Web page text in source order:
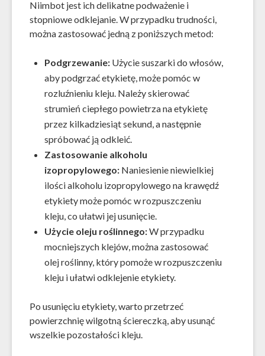
Niimbot jest ich delikatne podważenie i
stopniowe odklejanie. W przypadku trudności,
można zastosować jedną z poniższych metod:
Podgrzewanie: Użycie suszarki do włosów,
aby podgrzać etykietę, może pomóc w
rozluźnieniu kleju. Należy skierować
strumień ciepłego powietrza na etykietę
przez kilkadziesiąt sekund, a następnie
spróbować ją odkleić.
Zastosowanie alkoholu
izopropylowego: Naniesienie niewielkiej
ilości alkoholu izopropylowego na krawędź
etykiety może pomóc w rozpuszczeniu
kleju, co ułatwi jej usunięcie.
Użycie oleju roślinnego:W przypadku
mocniejszych klejów, można zastosować
olej roślinny, który pomoże w rozpuszczeniu
kleju i ułatwi odklejenie etykiety.
Po usunięciu etykiety, warto przetrzeć
powierzchnię wilgotną ściereczką, aby usunąć
wszelkie pozostałości kleju.